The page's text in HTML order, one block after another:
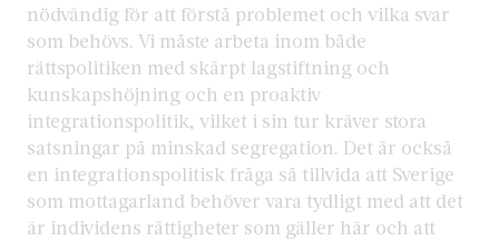
nödvändig för att förstå problemet och vilka svar
som behövs. Vi måste arbeta inom både
rättspolitiken med skärpt lagstiftning och
kunskapshöjning och en proaktiv
integrationspolitik, vilket i sin tur kräver stora
satsningar på minskad segregation. Det är också
en integrationspolitisk fråga så tillvida att Sverige
som mottagarland behöver vara tydligt med att det
är individens rättigheter som gäller här och att